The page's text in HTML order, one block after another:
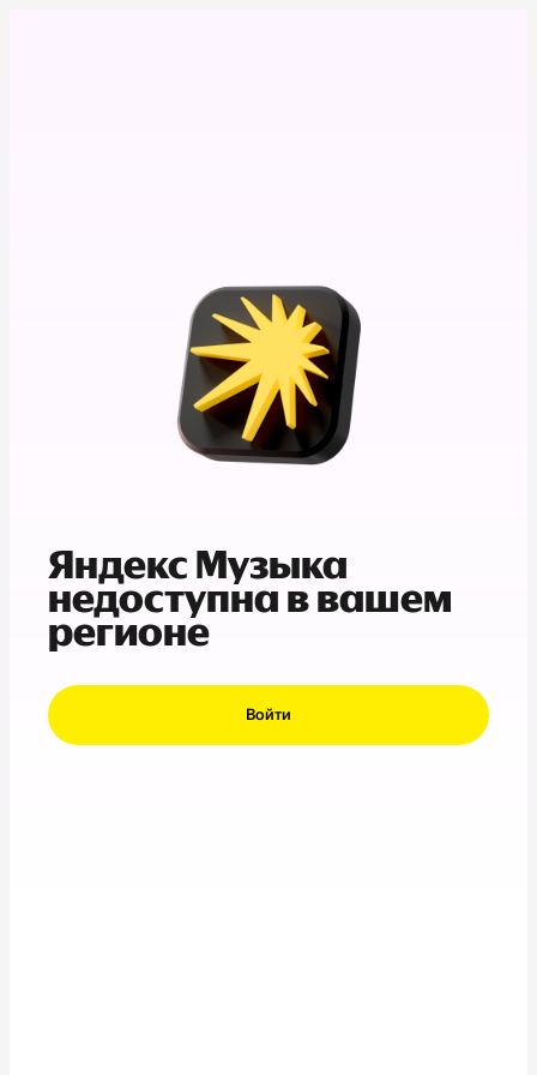
Яндекс Музыка
недоступна в вашем
регионе
Войти